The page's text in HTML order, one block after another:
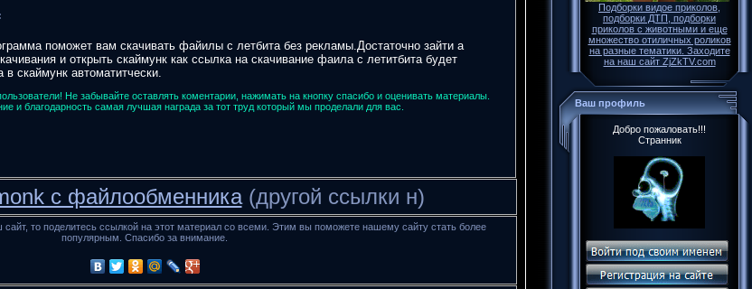
поможет вам скачивать файилы с летбита без рекламы.Достаточно зайти а
и открыть скаймунк как ссылка на скачивание фаила с летитбита будет
в скаймунк автоматитчески.
Не забывайте оставлять коментарии, нажимать на кнопку спасибо и оценивать материалы.
и благодарность самая лучшая награда за тот труд который мы проделали для вас.
с файлообменника(другой ссылки н)
то поделитесь ссылкой на этот материал со всеми. Этим вы поможете нашему сайту стать более
популярным. Спасибо за внимание.
Подборки видое приколов,
подборки ДТП, подборки
приколов с животными и еще
множество отиличных роликов
на разные тематики. Заходите
на наш сайт ZjZkTV.com
Ваш профиль
Добро пожаловать!!!
Странник